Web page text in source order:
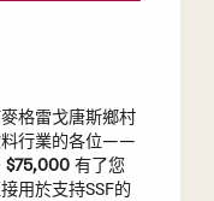
格雷戈唐斯鄉村
料行業的各位——
$75,000 有了您
用於支持SSF的